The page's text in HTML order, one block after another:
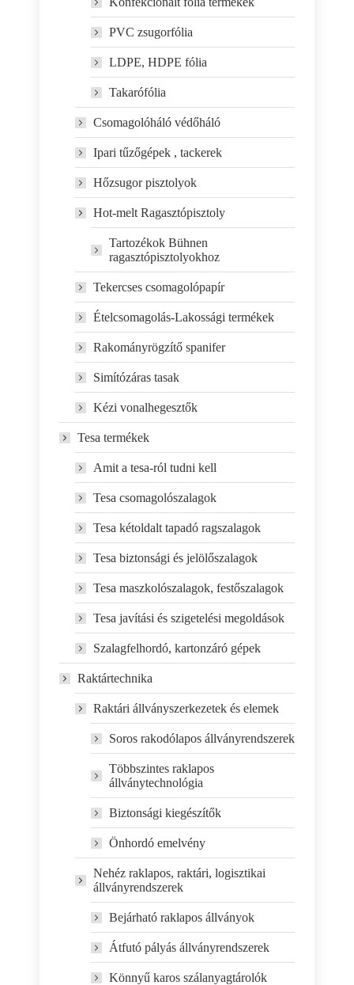
PVC zsugorfólia
LDPE, HDPE fólia
Takarófólia
Csomagolóháló védőháló
Ipari tűzőgépek , tackerek
Hőzsugor pisztolyok
Hot-melt Ragasztópisztoly
Tartozékok Bühnen
ragasztópisztolyokhoz
Tekercses csomagolópapír
Ételcsomagolás-Lakossági termékek
Rakományrögzítő spanifer
Simítózáras tasak
Kézi vonalhegesztők
Tesa termékek
Amit a tesa-ról tudni kell
Tesa csomagolószalagok
Tesa kétoldalt tapadó ragszalagok
Tesa biztonsági és jelölőszalagok
Tesa maszkolószalagok, festőszalagok
Tesa javítási és szigetelési megoldások
Szalagfelhordó, kartonzáró gépek
Raktártechnika
Raktári állványszerkezetek és elemek
Soros rakodólapos állványrendszerek
Többszintes raklapos
állványtechnológia
Biztonsági kiegészítők
Önhordó emelvény
Nehéz raklapos, raktári, logisztikai
állványrendszerek
Bejárható raklapos állványok
Átfutó pályás állványrendszerek
Könnyű karos szálanyagtárolók